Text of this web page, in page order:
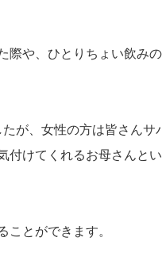
際や、ひとりちょい飲み
が、女性の方は皆さんサ
付けてくれるお母さんと
ことができます。